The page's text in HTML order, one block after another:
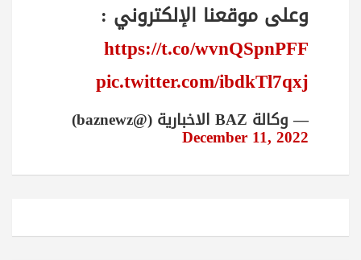
وعلى موقعنا الإلكتروني :
https://t.co/wvnQSpnPFF
pic.twitter.com/ibdkTl7qxj
— وكالة BAZ الاخبارية (@baznewz)
December 11, 2022